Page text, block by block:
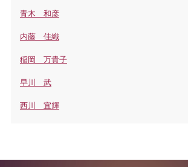
青木 和彦
内藤 佳織
稲岡 万貴子
早川 武
西川 宜輝